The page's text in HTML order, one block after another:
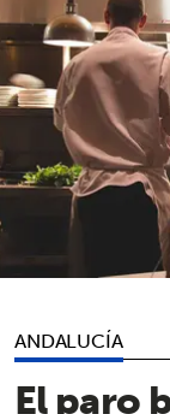
ANDALUCÍA
El paro